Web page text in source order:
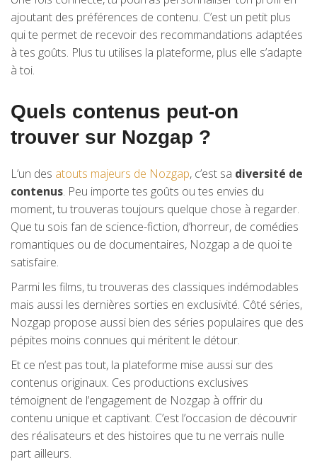
ajoutant des préférences de contenu. C’est un petit plus
qui te permet de recevoir des recommandations adaptées
à tes goûts. Plus tu utilises la plateforme, plus elle s’adapte
à toi.
Quels contenus peut-on
trouver sur Nozgap ?
L’un des atouts majeurs de Nozgap, c’est sa diversité de
contenus. Peu importe tes goûts ou tes envies du
moment, tu trouveras toujours quelque chose à regarder.
Que tu sois fan de science-fiction, d’horreur, de comédies
romantiques ou de documentaires, Nozgap a de quoi te
satisfaire.
Parmi les films, tu trouveras des classiques indémodables
mais aussi les dernières sorties en exclusivité. Côté séries,
Nozgap propose aussi bien des séries populaires que des
pépites moins connues qui méritent le détour.
Et ce n’est pas tout, la plateforme mise aussi sur des
contenus originaux. Ces productions exclusives
témoignent de l’engagement de Nozgap à offrir du
contenu unique et captivant. C’est l’occasion de découvrir
des réalisateurs et des histoires que tu ne verrais nulle
part ailleurs.